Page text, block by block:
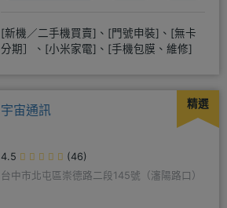
[新機／二手機買賣]、[門號申裝]、[無卡
分期］、[小米家電]、[手機包膜、維修]
精選
宇宙通訊
4.5
(46)
台中市北屯區崇德路二段145號（瀋陽路口）